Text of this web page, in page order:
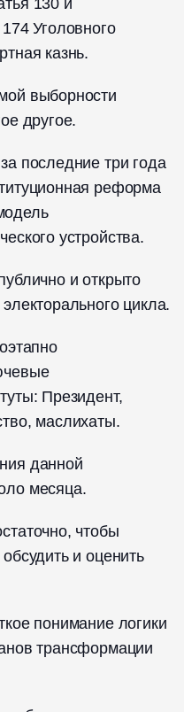
130 и
Уголовного
казнь.
выборности
другое.
последние три года
реформа
устройства.
и открыто
цикла.
Президент,
маслихаты.
данной
месяца.
чтобы
и оценить
понимание логики
трансформации